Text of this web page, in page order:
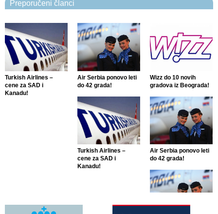
Preporučeni članci
Turkish Airlines –
cene za SAD i
Kanadu!
Air Serbia ponovo leti
do 42 grada!
Wizz do 10 novih
gradova iz Beograda!
Turkish Airlines –
cene za SAD i
Kanadu!
Air Serbia ponovo leti
do 42 grada!